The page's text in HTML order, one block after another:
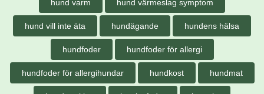
hund varm hund värmeslag symptom
hund vill inte äta hundägande hundens hälsa
hundfoder hundfoder för allergi
hundfoder för allergihundar hundkost hundmat